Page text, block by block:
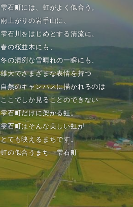
雫石町には、虹がよく似合う。
雨上がりの岩手山に、
雫石川をはじめとする清流に、
春の桜並木にも、
冬の清冽な雪晴れの一瞬にも、
雄大でさまざまな表情を持つ
自然のキャンパスに描かれるのは
ここでしか見ることのできない
雫石町だけに架かる虹。
雫石町はそんな美しい虹が
とても映えるまちです。
虹の似合うまち 雫石町